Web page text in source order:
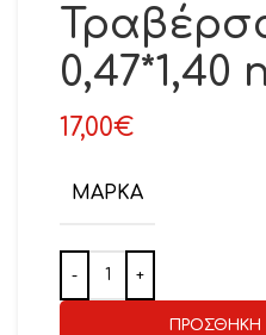
0,47*1,40
17,00€
ΜΆΡΚΑ
ΠΡΟΣΘΉΚΗ